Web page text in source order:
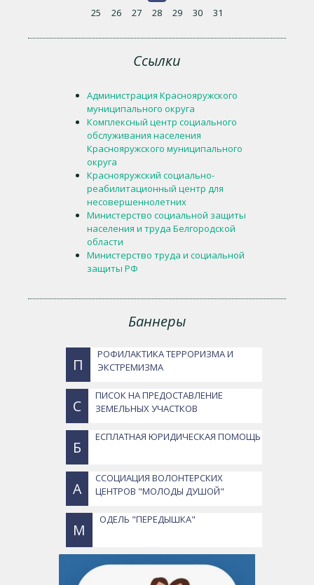
25 26 27 28 29 30 31
Ссылки
Администрация Краснояружского
муниципального округа
Комплексный центр социального
обслуживания населения
Краснояружского муниципального
округа
Краснояружский социально-
реабилитационный центр для
несовершеннолетних
Министерство социальной защиты
населения и труда Белгородской
области
Министерство труда и социальной
защиты РФ
Баннеры
П
РОФИЛАКТИКА ТЕРРОРИЗМА И
ЭКСТРЕМИЗМА
С
ПИСОК НА ПРЕДОСТАВЛЕНИЕ
ЗЕМЕЛЬНЫХ УЧАСТКОВ
Б
ЕСПЛАТНАЯ ЮРИДИЧЕСКАЯ ПОМОЩЬ
А
ССОЦИАЦИЯ ВОЛОНТЕРСКИХ
ЦЕНТРОВ "МОЛОДЫ ДУШОЙ"
М
ОДЕЛЬ "ПЕРЕДЫШКА"